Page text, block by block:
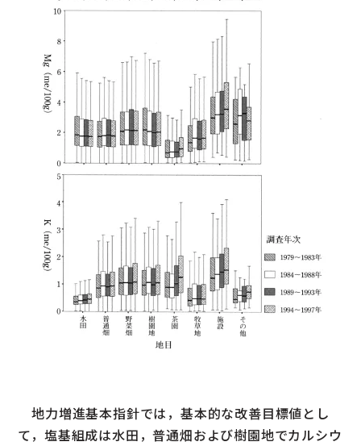
地力増進基本指針では，基本的な改善目標値とし
て，塩基組成は水田，普通畑および樹園地でカルシウ